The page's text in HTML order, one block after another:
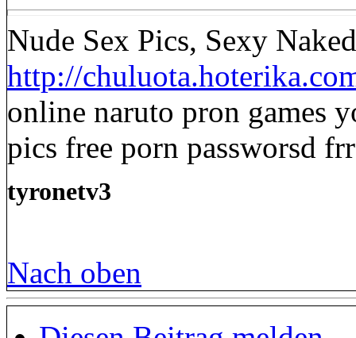
Nude Sex Pics, Sexy
http://
online naruto pron games
pics free porn passworsd
tyronetv3
Nach oben